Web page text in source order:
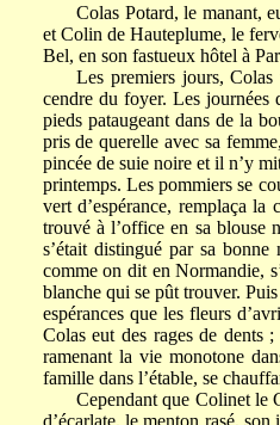
Colas Potard, le manant,
et Colin de Hauteplume, le
Bel, en son fastueux hôtel à
Les premiers jours,
cendre du foyer. Les journées
pieds pataugeant dans de la
pris de querelle avec sa
pincée de suie noire et il n’y
printemps. Les pommiers se
vert d’espérance, remplaça
trouvé à l’office en sa blouse
s’était distingué par sa
comme on dit en Normandie,
blanche qui se pût trouver.
espérances que les fleurs
Colas eut des rages de dents
ramenant la vie monotone
famille dans l’étable, se
Cependant que Colinet le
d’écarlate, le menton rasé,